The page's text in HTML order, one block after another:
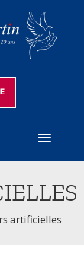
Toggle
artificielles